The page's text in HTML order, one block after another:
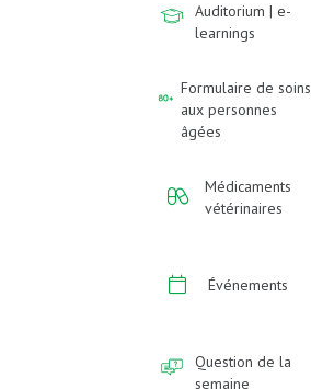
Auditorium | e-
learnings
Formulaire de soins
aux personnes
âgées
Médicaments
vétérinaires
Événements
Question de la
semaine